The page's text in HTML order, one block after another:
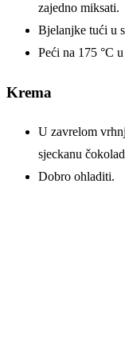
zajedno miksati.
Bjelanjke tući u
Peći na 175 °C
Krema
U zavrelom
sjeckanu
Dobro ohladiti.